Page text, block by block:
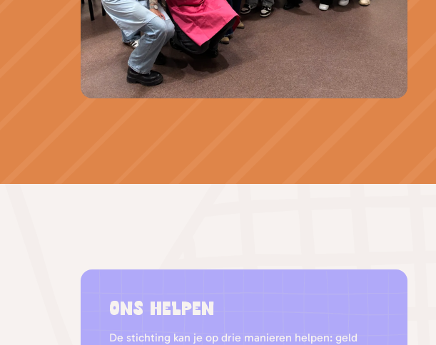
Ons helpen
De stichting kan je op drie manieren helpen: geld